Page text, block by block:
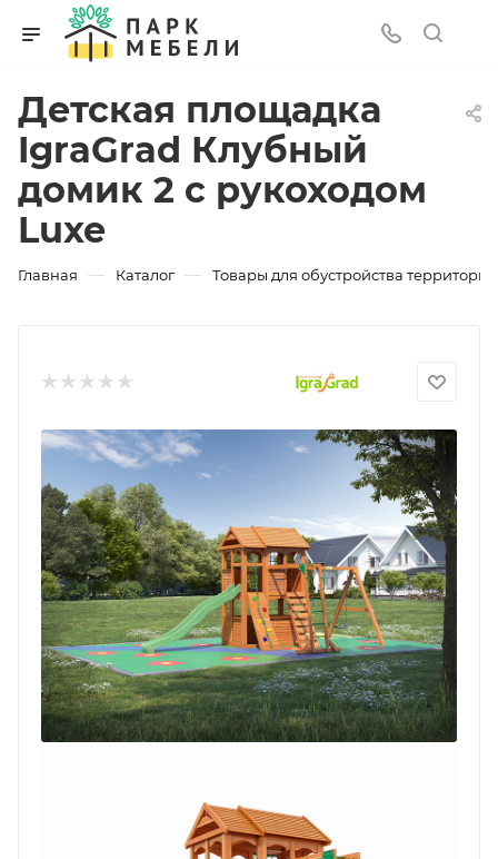
Детская площадка
IgraGrad Клубный
домик 2 с рукоходом
Luxe
Главная — Каталог — Товары для обустройства территории